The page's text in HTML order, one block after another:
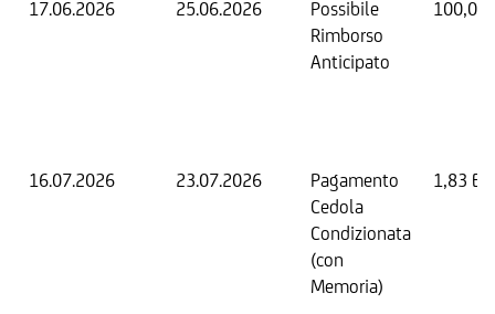
17.06.2026 25.06.2026
Possibile
Rimborso
Anticipato
100,00
16.07.2026 23.07.2026
Pagamento
Cedola
Condizionata
(con
Memoria)
1,83